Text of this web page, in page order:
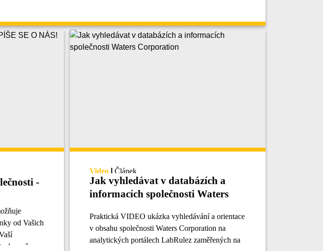
-
od Vašich
např. v
Video Článek
Jak vyhledávat v databázích a
informacích společnosti Waters
Praktická VIDEO ukázka vyhledávání a orientace
v obsahu společnosti Waters Corporation na
analytických portálech LabRulez zaměřených na